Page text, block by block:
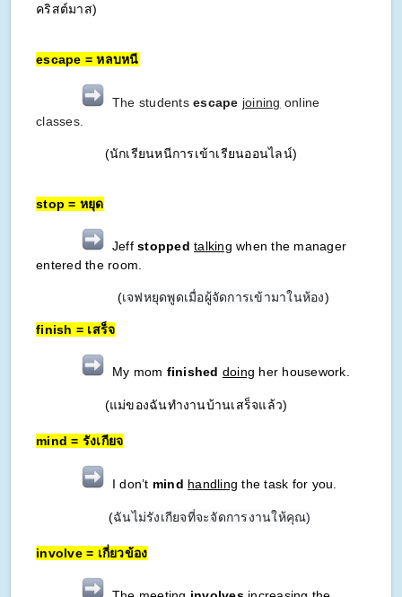
คริสต์มาส)
escape = หลบหนี
The studentsescape joining online
classes.
(นักเรียนหนีการเข้าเรียนออนไลน์)
stop = หยุด
Jeffstopped talking when the manager
entered the room.
(เจฟหยุดพูดเมื่อผู้จัดการเข้ามาในห้อง)
finish = เสร็จ
My mom finished doing her housework.
(แม่ของฉันทำงานบ้านเสร็จแล้ว)
mind = รังเกียจ
I don’t mind handling the task for you.
(ฉันไม่รังเกียจที่จะจัดการงานให้คุณ)
involve = เกี่ยวข้อง